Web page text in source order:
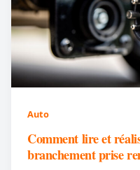
Auto
Comment lire et
branchement prise